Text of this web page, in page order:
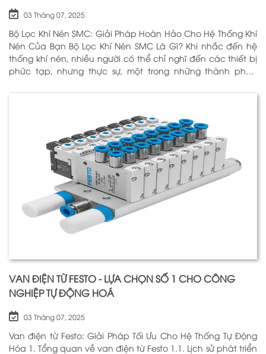
03 Tháng 07, 2025
Bộ Lọc Khí Nén SMC: Giải Pháp Hoàn Hảo Cho Hệ Thống Khí
Nén Của Bạn Bộ Lọc Khí Nén SMC Là Gì? Khi nhắc đến hệ
thống khí nén, nhiều người có thể chỉ nghĩ đến các thiết bị
phức tạp, nhưng thực sự, một trong những thành phần
VAN ĐIỆN TỪ FESTO - LỰA CHỌN SỐ 1 CHO CÔNG
NGHIỆP TỰ ĐỘNG HOÁ
03 Tháng 07, 2025
Van điện từ Festo: Giải Pháp Tối Ưu Cho Hệ Thống Tự Động
Hóa 1. Tổng quan về van điện từ Festo 1.1. Lịch sử phát triển